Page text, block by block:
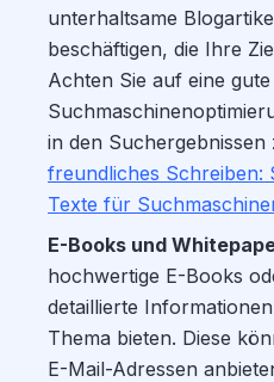
unterhaltsame
beschäftigen, die Ihre
Achten Sie auf eine gute
in den Suchergebnissen
freundliches Schreiben:
Texte für
E-Books und
hochwertige E-Books
detaillierte
Thema bieten. Diese
E-Mail-Adressen